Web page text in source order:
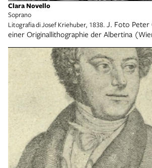
Clara Novello
Soprano
Litografia di Josef Kriehuber, 1838. J. Foto Peter
einer Originallithographie der Albertina